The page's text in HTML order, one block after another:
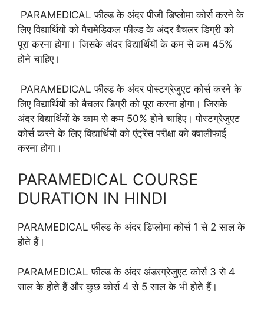
PARAMEDICAL फील्ड के अंदर पीजी डिप्लोमा कोर्स करने के
लिए विद्यार्थियों को पैरामेडिकल फील्ड के अंदर बैचलर डिग्री को
पूरा करना होगा। जिसके अंदर विद्यार्थियों के कम से कम 45%
होने चाहिए।
PARAMEDICAL फील्ड के अंदर पोस्टग्रेजुएट कोर्स करने के
लिए विद्यार्थियों को बैचलर डिग्री को पूरा करना होगा। जिसके
अंदर विद्यार्थियों के काम से कम 50% होने चाहिए। पोस्टग्रेजुएट
कोर्स करने के लिए विद्यार्थियों को एंट्रेंस परीक्षा को क्वालीफाई
करना होगा।
PARAMEDICAL COURSE
DURATION IN HINDI
PARAMEDICAL फील्ड के अंदर डिप्लोमा कोर्स 1 से 2 साल के
होते हैं।
PARAMEDICAL फील्ड के अंदर अंडरग्रेजुएट कोर्स 3 से 4
साल के होते हैं और कुछ कोर्स 4 से 5 साल के भी होते हैं।